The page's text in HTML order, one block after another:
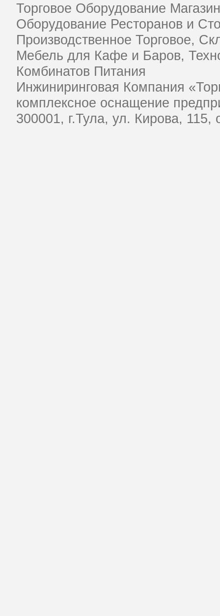
Торговое Оборудование
Оборудование Ресторанов и
Производственное Торговое,
Мебель для Кафе и Баров,
Комбинатов Питания
Инжиниринговая Компания
комплексное оснащение
​300001, г.Тула, ул. Кирова, 115,